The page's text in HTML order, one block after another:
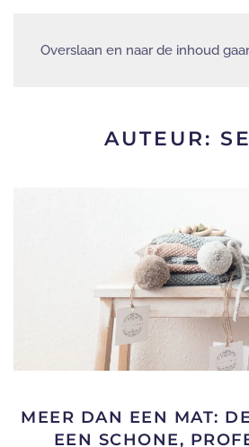
Overslaan en naar de inhoud
AUTEUR:
MEER DAN EEN MAT:
EEN SCHONE,